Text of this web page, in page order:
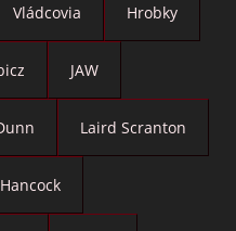
Vládcovia Hrobky
JAW
Laird Scranton